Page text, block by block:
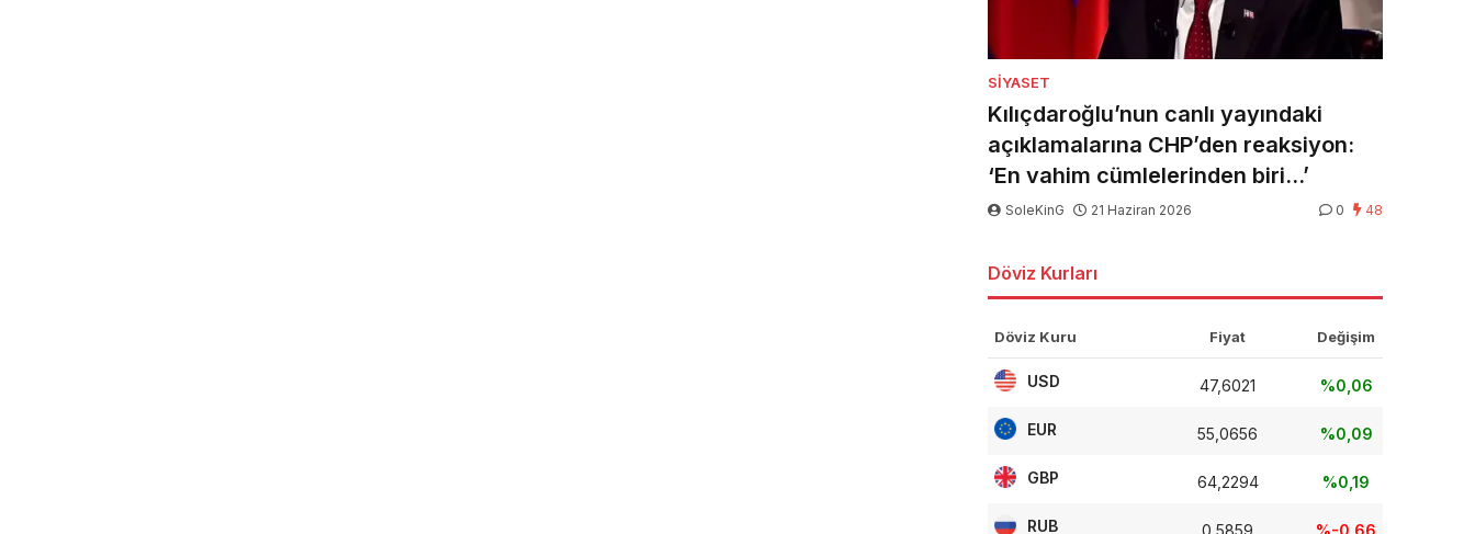
SIYASET
Kılıçdaroğlu’nun canlı yayındaki
açıklamalarına CHP’den reaksiyon:
‘En vahim cümlelerinden biri…’
SoleKinG 21 Haziran 2026 0 48
Döviz Kurları
Döviz Kuru Fiyat Değişim
USD 47,6021 %0,06
EUR 55,0656 %0,09
GBP 64,2294 %0,19
RUB 0,5859 %-0,66